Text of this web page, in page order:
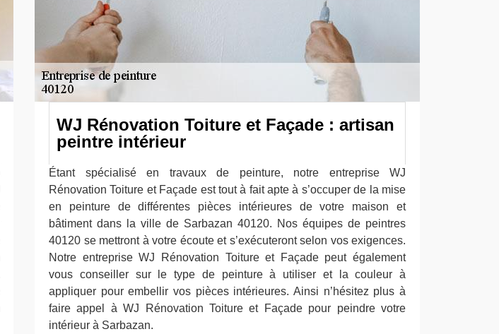
WJ Rénovation Toiture et Façade : artisan
peintre intérieur
Étant spécialisé en travaux de peinture, notre entreprise WJ
Rénovation Toiture et Façade est tout à fait apte à s’occuper de la mise
en peinture de différentes pièces intérieures de votre maison et
bâtiment dans la ville de Sarbazan 40120. Nos équipes de peintres
40120 se mettront à votre écoute et s’exécuteront selon vos exigences.
Notre entreprise WJ Rénovation Toiture et Façade peut également
vous conseiller sur le type de peinture à utiliser et la couleur à
appliquer pour embellir vos pièces intérieures. Ainsi n’hésitez plus à
faire appel à WJ Rénovation Toiture et Façade pour peindre votre
intérieur à Sarbazan.